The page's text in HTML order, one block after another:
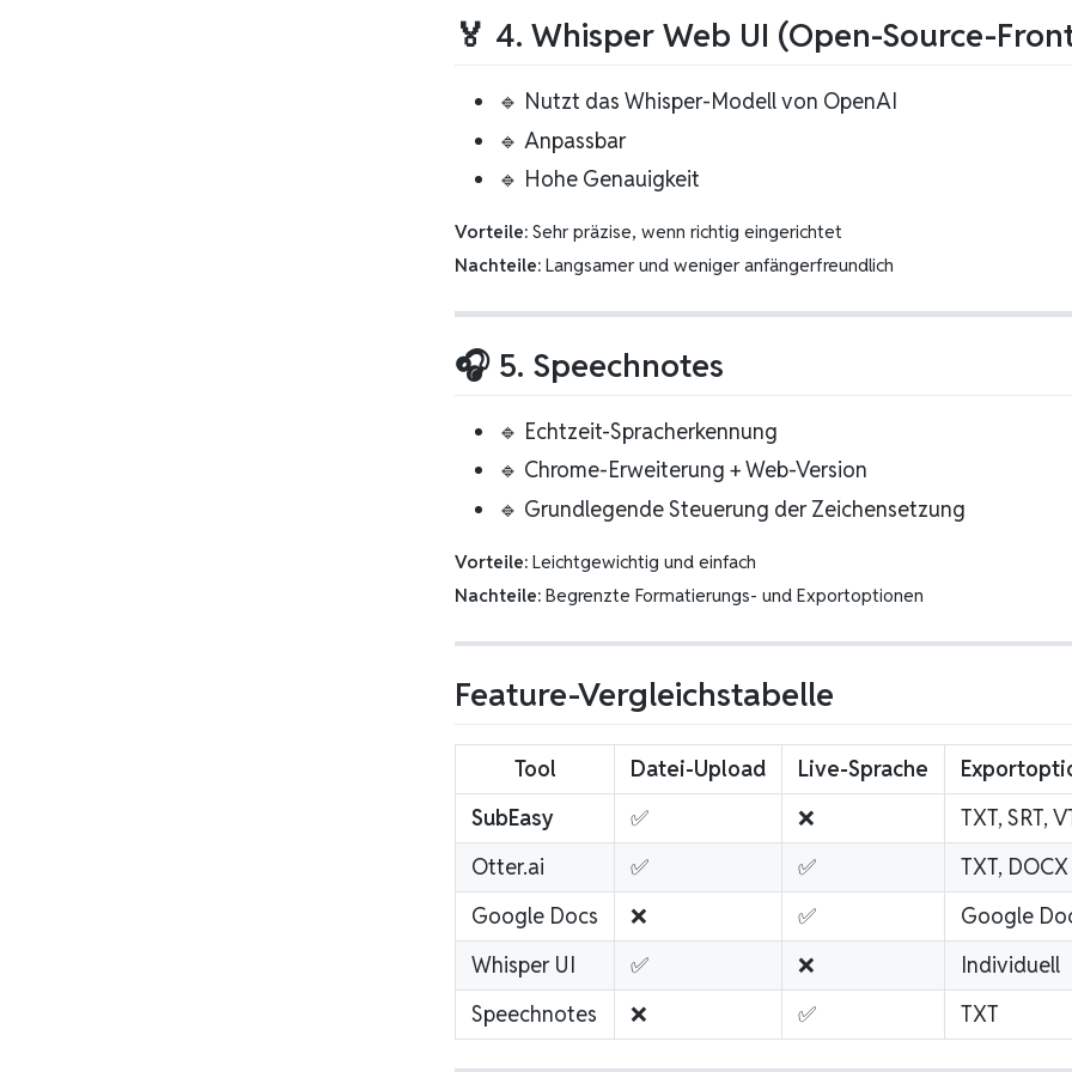
🏅 4. Whisper Web UI (Open-Source-
🔹 Nutzt das Whisper-Modell von OpenAI
🔹 Anpassbar
🔹 Hohe Genauigkeit
Vorteile: Sehr präzise, wenn richtig eingerichtet
Nachteile: Langsamer und weniger anfängerfreundlich
🎧 5. Speechnotes
🔹 Echtzeit-Spracherkennung
🔹 Chrome-Erweiterung + Web-Version
🔹 Grundlegende Steuerung der Zeichensetzung
Vorteile: Leichtgewichtig und einfach
Nachteile: Begrenzte Formatierungs- und Exportoptionen
Feature-Vergleichstabelle
Tool Datei-Upload Live-Sprache
SubEasy
✅ ❌ TXT, SRT,
Otter.ai
✅ ✅ TXT, DOCX
Google Docs
❌ ✅ Google
Whisper UI
✅ ❌ Individuell
Speechnotes
❌ ✅ TXT